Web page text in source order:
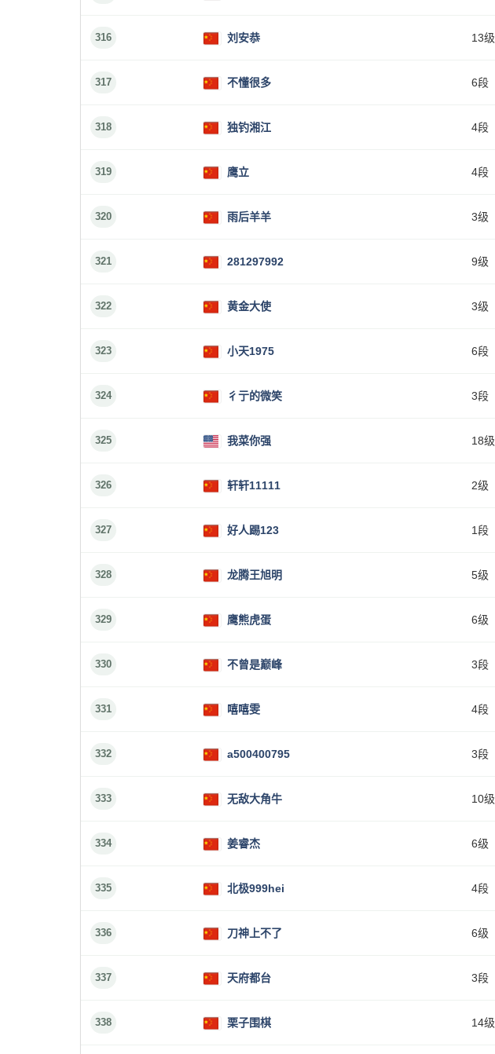
316 刘安恭 13级
317 不懂很多 6段
318 独钓湘江 4段
319 鹰立 4段
320 雨后羊羊 3级
321 281297992 9级
322 黄金大使 3级
323 小天1975 6段
324 彳亍的微笑 3段
325 我菜你强 18级
326 轩轩11111 2级
327 好人踢123 1段
328 龙腾王旭明 5级
329 鹰熊虎蛋 6级
330 不曾是巅峰 3段
331 嘻嘻雯 4段
332 a500400795 3段
333 无敌大角牛 10级
334 姜睿杰 6级
335 北极999hei 4段
336 刀神上不了 6级
337 天府都台 3段
338 栗子围棋 14级